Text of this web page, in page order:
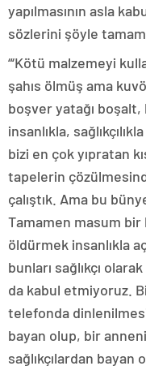
yapılmasının asla
sözlerini şöyle
“‘Kötü malzemeyi
şahıs ölmüş ama
boşver yatağı
insanlıkla,
bizi en çok yıpratan
tapelerin
çalıştık. Ama bu
Tamamen masum bir
öldürmek insanlıkla
bunları sağlıkçı
da kabul etmiyoruz.
telefonda
bayan olup, bir
sağlıkçılardan bayan